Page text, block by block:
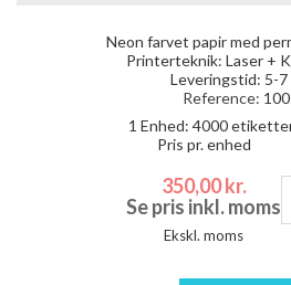
Neon farvet papir med
Printerteknik: Laser +
Leveringstid: 5-7
Reference:
1 Enhed: 4000etiketter
Pris pr. enhed
350,00 kr.
Se pris inkl. moms
Ekskl. moms